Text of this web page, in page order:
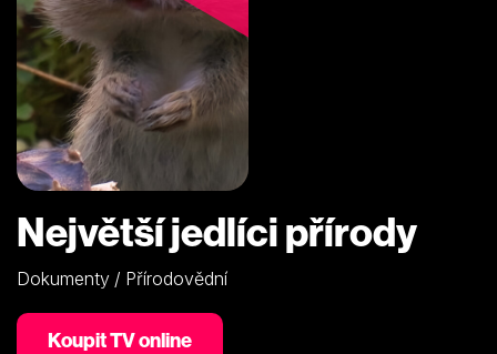
Největší jedlíci přírody
Dokumenty / Přírodovědní
Koupit TV online